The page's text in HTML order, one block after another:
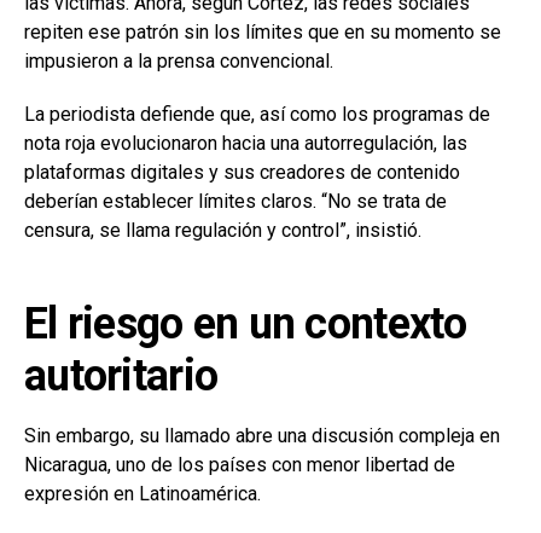
repiten ese patrón sin los límites que en su momento se
impusieron a la prensa convencional.
La periodista defiende que, así como los programas de
nota roja evolucionaron hacia una autorregulación, las
plataformas digitales y sus creadores de contenido
deberían establecer límites claros. “No se trata de
censura, se llama regulación y control”, insistió.
El riesgo en un contexto
autoritario
Sin embargo, su llamado abre una discusión compleja en
Nicaragua, uno de los países con menor libertad de
expresión en Latinoamérica.